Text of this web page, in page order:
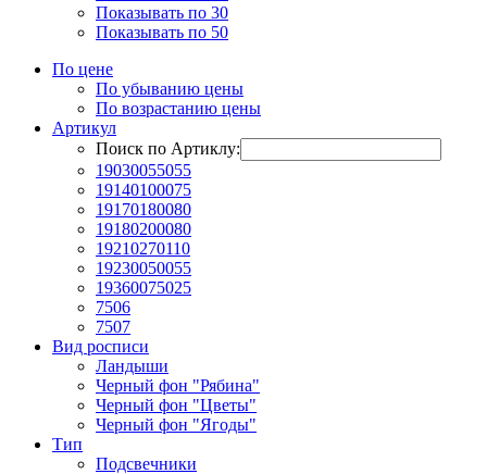
Показывать по 30
Показывать по 50
По цене
По убыванию цены
По возрастанию цены
Артикул
Поиск по Артиклу:
19030055055
19140100075
19170180080
19180200080
19210270110
19230050055
19360075025
7506
7507
Вид росписи
Ландыши
Черный фон "Рябина"
Черный фон "Цветы"
Черный фон "Ягоды"
Тип
Подсвечники